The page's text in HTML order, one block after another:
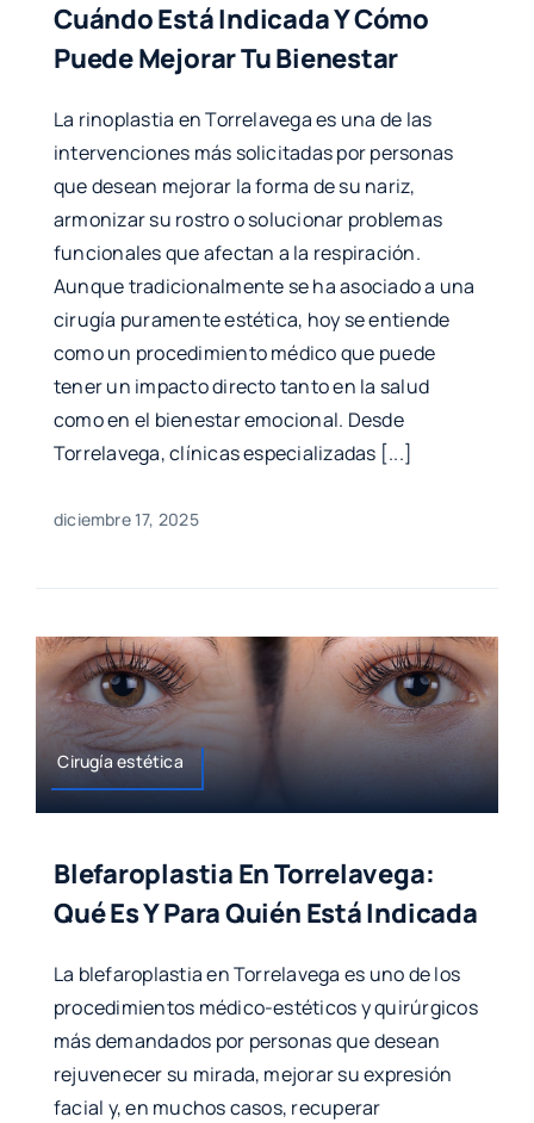
Cuándo Está Indicada Y Cómo
Puede Mejorar Tu Bienestar
La rinoplastia en Torrelavega es una de las
intervenciones más solicitadas por personas
que desean mejorar la forma de su nariz,
armonizar su rostro o solucionar problemas
funcionales que afectan a la respiración.
Aunque tradicionalmente se ha asociado a una
cirugía puramente estética, hoy se entiende
como un procedimiento médico que puede
tener un impacto directo tanto en la salud
como en el bienestar emocional. Desde
Torrelavega, clínicas especializadas [...]
diciembre 17, 2025
Cirugía estética
Blefaroplastia En Torrelavega:
Qué Es Y Para Quién Está Indicada
La blefaroplastia en Torrelavega es uno de los
procedimientos médico-estéticos y quirúrgicos
más demandados por personas que desean
rejuvenecer su mirada, mejorar su expresión
facial y, en muchos casos, recuperar